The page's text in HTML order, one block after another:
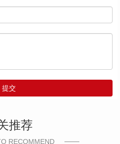
提交
推荐
RECOMMEND